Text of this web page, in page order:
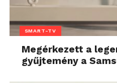
SMART-TV
Megérkezett a
gyűjtemény a